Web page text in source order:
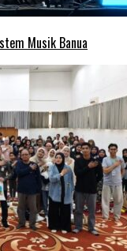
Musik Banua